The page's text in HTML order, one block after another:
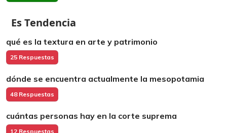
Es Tendencia
qué es la textura en arte y patrimonio
25 Respuestas
dónde se encuentra actualmente la mesopotamia
48 Respuestas
cuántas personas hay en la corte suprema
12 Respuestas